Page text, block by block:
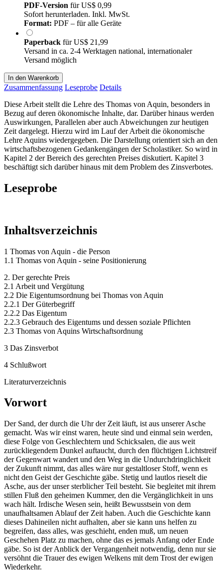
PDF-Version fürUS$ 0,99
Sofort herunterladen. Inkl. MwSt.
Format: PDF – für alle Geräte
Paperback fürUS$ 21,99
Versand in ca. 2-4 Werktagen national, internationaler
Versand möglich
In den Warenkorb
Zusammenfassung Leseprobe Details
Diese Arbeit stellt die Lehre des Thomas von Aquin, besonders in
Bezug auf deren ökonomische Inhalte, dar. Darüber hinaus werden
Auswirkungen, Parallelen aber auch Abweichungen zur heutigen
Zeit dargelegt. Hierzu wird im Lauf der Arbeit die ökonomische
Lehre Aquins wiedergegeben. Die Darstellung orientiert sich an den
wirtschaftsbezogenen Gedankengängen der Scholastiker. So wird in
Kapitel 2 der Bereich des gerechten Preises diskutiert. Kapitel 3
beschäftigt sich darüber hinaus mit dem Problem des Zinsverbotes.
Leseprobe
Inhaltsverzeichnis
1 Thomas von Aquin - die Person
1.1 Thomas von Aquin - seine Positionierung
2. Der gerechte Preis
2.1 Arbeit und Vergütung
2.2 Die Eigentumsordnung bei Thomas von Aquin
2.2.1 Der Güterbegriff
2.2.2 Das Eigentum
2.2.3 Gebrauch des Eigentums und dessen soziale Pflichten
2.3 Thomas von Aquins Wirtschaftsordnung
3 Das Zinsverbot
4 Schlußwort
Literaturverzeichnis
Vorwort
Der Sand, der durch die Uhr der Zeit läuft, ist aus unserer Asche
gemacht. Was wir einst waren, heute sind und einmal sein werden,
diese Folge von Geschlechtern und Schicksalen, die aus weit
zurückliegendem Dunkel auftaucht, durch den flüchtigen Lichtstreif
der Gegenwart wandert und den Weg in die Undurchdringlichkeit
der Zukunft nimmt, das alles wäre nur gestaltloser Stoff, wenn es
nicht den Geist der Geschichte gäbe. Stetig und lautlos rieselt die
Asche, aus der unser sterblicher Teil besteht. Sie begleitet mit ihrem
stillen Fluß den geheimen Kummer, den die Vergänglichkeit in uns
wach hält. Irdische Wesen sein, heißt Bewusstsein von dem
unaufhaltsamen Ablauf der Zeit haben. Auch die Geschichte kann
dieses Dahineilen nicht aufhalten, aber sie kann uns helfen zu
begreifen, dass alles, was geschieht, enden muß, um neuen
Geschehen Platz zu machen, ohne das es jemals Anfang oder Ende
gäbe. So ist der Anblick der Vergangenheit notwendig, denn nur sie
versöhnt die Trauer des ewigen Welkens mit dem Trost der ewigen
Wiederkehr.